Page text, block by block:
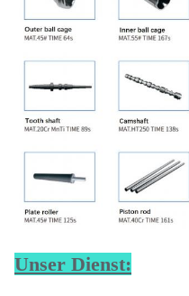
Unser Dienst: